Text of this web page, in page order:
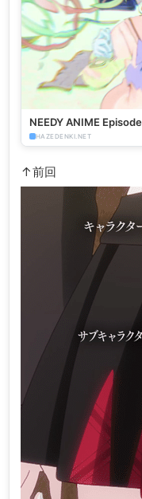
NEEDY ANIME
Gigue” - HazeDenki.net
HAZEDENKI.NET
↑前回